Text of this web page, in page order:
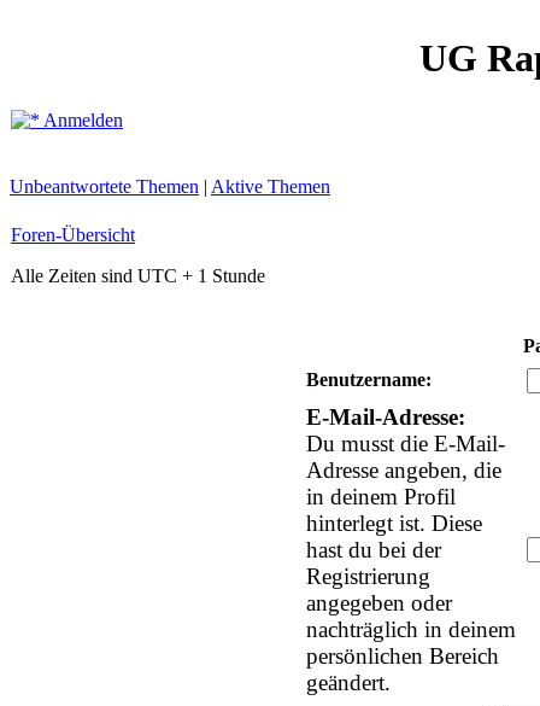
UG
Anmelden
Unbeantwortete Themen | Aktive Themen
Foren-Übersicht
Alle Zeiten sind UTC + 1 Stunde
Benutzername:
E-Mail-Adresse:
Du musst die E-Mail-
Adresse angeben, die
in deinem Profil
hinterlegt ist. Diese
hast du bei der
Registrierung
angegeben oder
nachträglich in deinem
persönlichen Bereich
geändert.